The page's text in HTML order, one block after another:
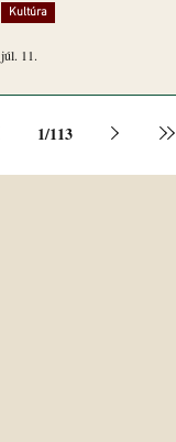
Kultúra
júl. 11.
1/113